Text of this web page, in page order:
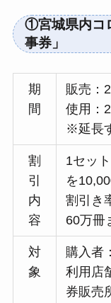
①宮城県内コ
事券」
期
間
販売：
使用：
※延長
割
引
内
容
1セッ
を
割引き
60万冊
対
象
購入者
利用店
券販売